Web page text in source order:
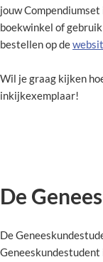
jouw
boekwinkel of
bestellen op de
Wil je graag kijken
inkijkexemplaar!
De
De